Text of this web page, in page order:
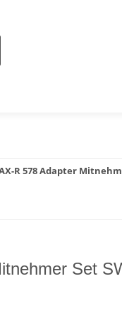
R 578 Adapter
Set